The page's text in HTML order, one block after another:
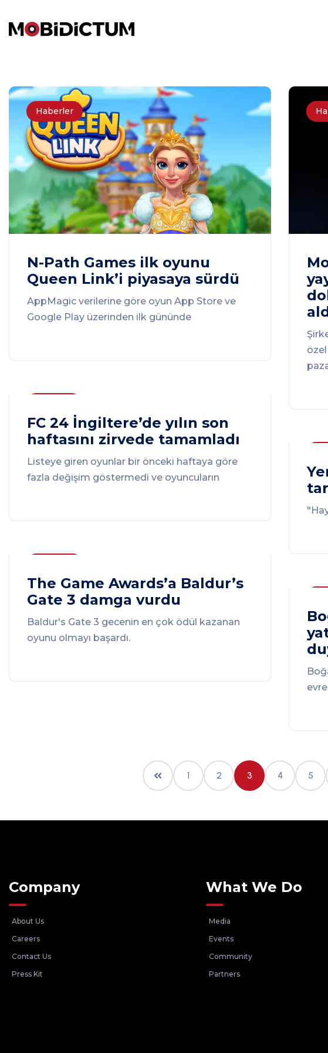
Haberler
N-Path Games ilk oyunu
Queen Link’i piyasaya sürdü
AppMagic verilerine göre oyun App Store ve
Google Play üzerinden ilk gününde
FC 24 İngiltere’de yılın son
haftasını zirvede tamamladı
Listeye giren oyunlar bir önceki haftaya göre
fazla değişim göstermedi ve oyuncuların
The Game Awards’a Baldur’s
Gate 3 damga vurdu
Baldur's Gate 3 gecenin en çok ödül kazanan
oyunu olmayı başardı.
1 2 3 4 5
Company
About Us
Careers
Contact Us
Press Kit
What We Do
Media
Events
Community
Partners